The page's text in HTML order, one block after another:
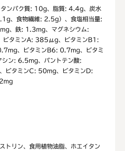
ンパク質: 10g、脂質: 4.4g、炭水
、食物繊維: 2.5g）、食塩相当量:
、鉄: 1.3mg、マグネシウム:
タミンA: 385μg、ビタミンB1:
、ビタミンB6: 0.7mg、ビタミ
ン: 6.5mg、パントテン酸:
タミンC: 50mg、ビタミンD:
トリン、食用植物油脂、ホエイタン